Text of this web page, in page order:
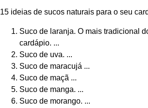
15 ideias de sucos naturais para o seu
Suco de laranja. O mais tradicional
cardápio. ...
Suco de uva. ...
Suco de maracujá ...
Suco de maçã ...
Suco de manga. ...
Suco de morango. ...